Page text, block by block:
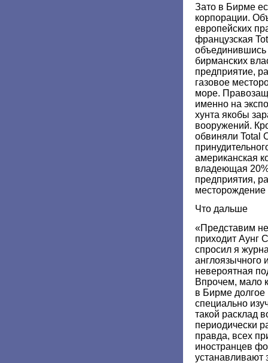
Зато в Бирме
корпорации.
европейских
французская
объединившись
бирманских
предприятие,
газовое
море.
именно на
хунта якобы
вооружений.
обвиняли Total
американская
владеющая
предприятия,
Что дальше
«Представим
приходит Аунг
спросил я
англоязычного
невероятная
Впрочем, мало
в Бирме
специально
такой расклад
периодически
правда, всех
иностранцев
устанавливают